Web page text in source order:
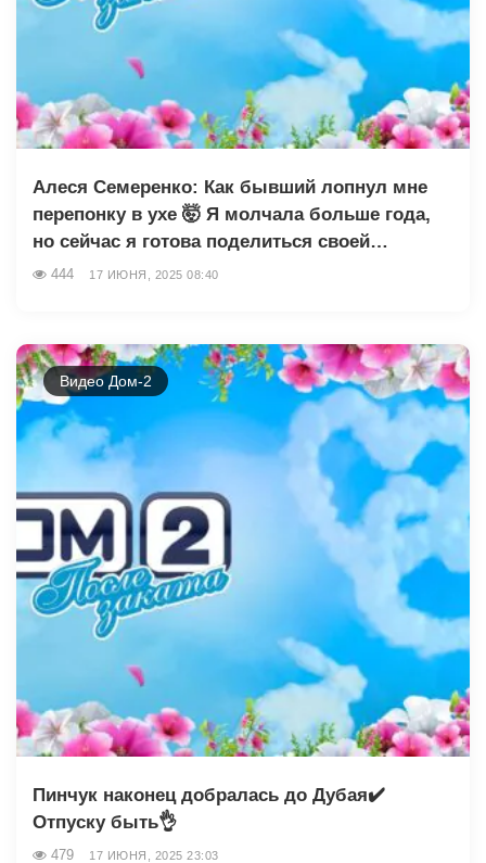
Алеся Семеренко: Как бывший лопнул мне
перепонку в ухе 🤯 Я молчала больше года,
но сейчас я готова поделиться своей…
444 17 ИЮНЯ, 2025 08:40
Видео Дом-2
Пинчук наконец добралась до Дубая✔️
Отпуску быть👌
479 17 ИЮНЯ, 2025 23:03